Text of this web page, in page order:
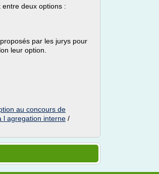
deux options :
par les jurys pour
leur option.
au concours de
l agregation interne /